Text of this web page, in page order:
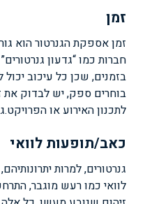
זמן
זמן אספקת הגנרטור הוא
חברות כמו “גדעון
בזמנים, שכן כל עיכוב
בוחרים ספק, יש לבדוק
לתכנון האירוע או הפרויקט.
כאב/תופעות לוואי
גנרטורים, למרות
לוואי כמו רעש מוגבר,